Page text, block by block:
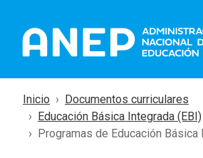
Inicio
Documentos curriculares
Educación Básica Integrada (EBI)
Programas de Educación Básica